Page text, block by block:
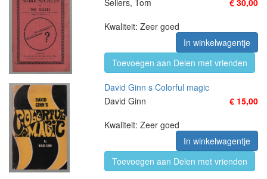
Sellers, Tom
€ 30,00
Kwaliteit: Zeer goed
In winkelwagentje
Toevoegen aan Delen met vrienden
David Ginn s Colorful magic
David Ginn
€ 15,00
Kwaliteit: Zeer goed
In winkelwagentje
Toevoegen aan Delen met vrienden